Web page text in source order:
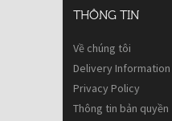
THÔNG TIN
Về chúng tôi
Delivery Information
Privacy Policy
Thông tin bản quyền